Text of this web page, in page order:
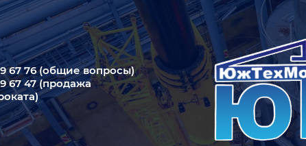
67 76 (общие вопросы)
67 47 (продажа